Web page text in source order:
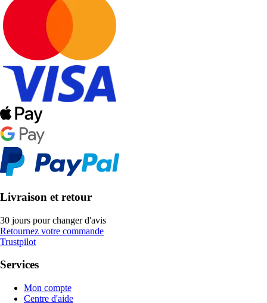
Livraison et retour
30 jours pour changer d'avis
Retournez votre commande
Trustpilot
Services
Mon compte
Centre d'aide